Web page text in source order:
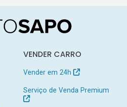
VENDER CARRO
Vender em 24h
Serviço de Venda Premium